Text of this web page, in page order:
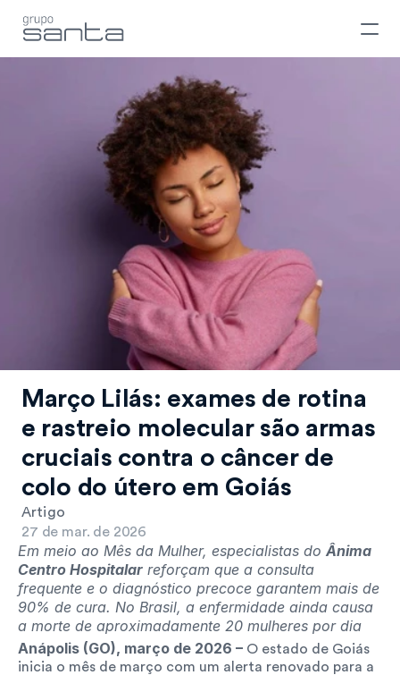
Março Lilás: exames de rotina
e rastreio molecular são armas
cruciais contra o câncer de
colo do útero em Goiás
Artigo
27 de mar. de 2026
Em meio ao Mês da Mulher, especialistas do Ânima
Centro Hospitalar reforçam que a consulta
frequente e o diagnóstico precoce garantem mais de
90% de cura. No Brasil, a enfermidade ainda causa
a morte de aproximadamente 20 mulheres por dia
Anápolis (GO), março de 2026 – O estado de Goiás
inicia o mês de março com um alerta renovado para a